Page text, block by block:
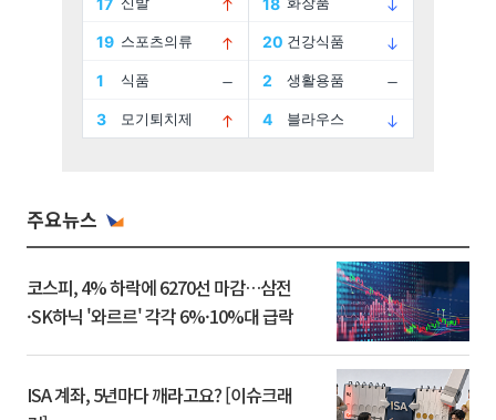
주요뉴스
코스피, 4% 하락에 6270선 마감…삼전
·SK하닉 '와르르' 각각 6%·10%대 급락
ISA 계좌, 5년마다 깨라고요? [이슈크래